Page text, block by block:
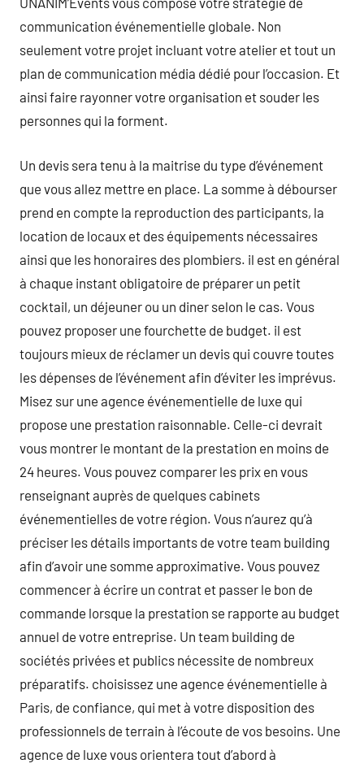
communication événementielle globale. Non
seulement votre projet incluant votre atelier et tout un
plan de communication média dédié pour l’occasion. Et
ainsi faire rayonner votre organisation et souder les
personnes qui la forment.
Un devis sera tenu à la maitrise du type d’événement
que vous allez mettre en place. La somme à débourser
prend en compte la reproduction des participants, la
location de locaux et des équipements nécessaires
ainsi que les honoraires des plombiers. il est en général
à chaque instant obligatoire de préparer un petit
cocktail, un déjeuner ou un diner selon le cas. Vous
pouvez proposer une fourchette de budget. il est
toujours mieux de réclamer un devis qui couvre toutes
les dépenses de l’événement afin d’éviter les imprévus.
Misez sur une agence événementielle de luxe qui
propose une prestation raisonnable. Celle-ci devrait
vous montrer le montant de la prestation en moins de
24 heures. Vous pouvez comparer les prix en vous
renseignant auprès de quelques cabinets
événementielles de votre région. Vous n’aurez qu’à
préciser les détails importants de votre team building
afin d’avoir une somme approximative. Vous pouvez
commencer à écrire un contrat et passer le bon de
commande lorsque la prestation se rapporte au budget
annuel de votre entreprise. Un team building de
sociétés privées et publics nécessite de nombreux
préparatifs. choisissez une agence événementielle à
Paris, de confiance, qui met à votre disposition des
professionnels de terrain à l’écoute de vos besoins. Une
agence de luxe vous orientera tout d’abord à